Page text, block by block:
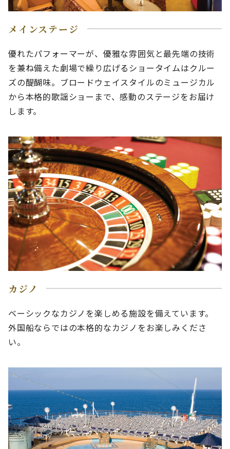
メインステージ
優れたパフォーマーが、優雅な雰囲気と最先端の技術
を兼ね備えた劇場で繰り広げるショータイムはクルー
ズの醍醐味。ブロードウェイスタイルのミュージカル
から本格的歌謡ショーまで、感動のステージをお届け
します。
カジノ
ベーシックなカジノを楽しめる施設を備えています。
外国船ならではの本格的なカジノをお楽しみくださ
い。